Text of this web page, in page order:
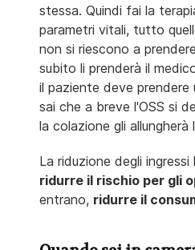
stessa. Quindi fai la
parametri vitali, tutto
non si riescono a
subito li prenderà il
il paziente deve prendere
sai che a breve l'OSS si
la colazione gli allungherà
La riduzione degli
ridurre il rischio per gli
entrano, ridurre il